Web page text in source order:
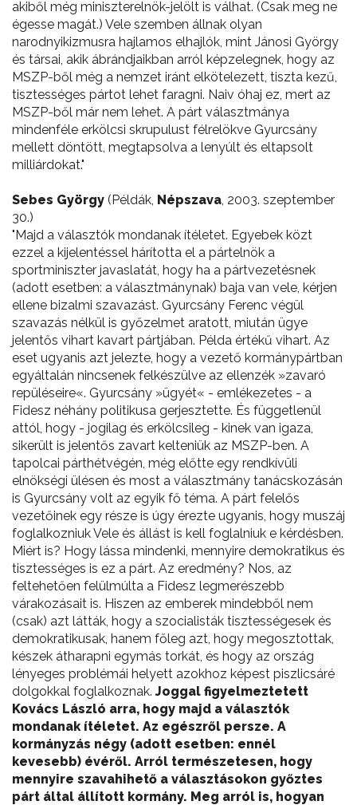
akiből még miniszterelnök-jelölt is válhat. (Csak meg ne
égesse magát.) Vele szemben állnak olyan
narodnyikizmusra hajlamos elhajlók, mint Jánosi György
és társai, akik ábrándjaikban arról képzelegnek, hogy az
MSZP-ből még a nemzet iránt elkötelezett, tiszta kezű,
tisztességes pártot lehet faragni. Naiv óhaj ez, mert az
MSZP-ből már nem lehet. A párt választmánya
mindenféle erkölcsi skrupulust félrelökve Gyurcsány
mellett döntött, megtapsolva a lenyúlt és eltapsolt
milliárdokat."
Sebes György (Példák, Népszava, 2003. szeptember
30.)
"Majd a választók mondanak ítéletet. Egyebek közt
ezzel a kijelentéssel hárította el a pártelnök a
sportminiszter javaslatát, hogy ha a pártvezetésnek
(adott esetben: a választmánynak) baja van vele, kérjen
ellene bizalmi szavazást. Gyurcsány Ferenc végül
szavazás nélkül is győzelmet aratott, miután ügye
jelentős vihart kavart pártjában. Példa értékű vihart. Az
eset ugyanis azt jelezte, hogy a vezető kormánypártban
egyáltalán nincsenek felkészülve az ellenzék »zavaró
repüléseire«. Gyurcsány »ügyét« - emlékezetes - a
Fidesz néhány politikusa gerjesztette. És függetlenül
attól, hogy - jogilag és erkölcsileg - kinek van igaza,
sikerült is jelentős zavart kelteniük az MSZP-ben. A
tapolcai párthétvégén, még előtte egy rendkívüli
elnökségi ülésen és most a választmány tanácskozásán
is Gyurcsány volt az egyik fő téma. A párt felelős
vezetőinek egy része is úgy érezte ugyanis, hogy muszáj
foglalkozniuk Vele és állást is kell foglalniuk e kérdésben.
Miért is? Hogy lássa mindenki, mennyire demokratikus és
tisztességes is ez a párt. Az eredmény? Nos, az
feltehetően felülmúlta a Fidesz legmerészebb
várakozásait is. Hiszen az emberek mindebből nem
(csak) azt látták, hogy a szocialisták tisztességesek és
demokratikusak, hanem főleg azt, hogy megosztottak,
készek átharapni egymás torkát, és hogy az ország
lényeges problémái helyett azokhoz képest piszlicsáré
dolgokkal foglalkoznak. Joggal figyelmeztetett
Kovács László arra, hogy majd a választók
mondanak ítéletet. Az egészről persze. A
kormányzás négy (adott esetben: ennél
kevesebb) évéről. Arról természetesen, hogy
mennyire szavahihető a választásokon győztes
párt által állított kormány. Meg arról is, hogyan